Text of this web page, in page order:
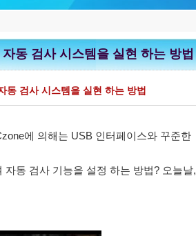
동 검사 시스템을 실현 하는 방법
동 검사 시스템을 실현 하는 방법
에 의해는 USB 인터페이스와 꾸준한
동 검사 기능을 설정 하는 방법? 오늘날,